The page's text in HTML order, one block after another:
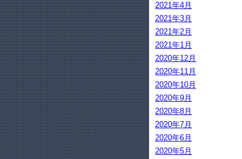
2021年4月
2021年3月
2021年2月
2021年1月
2020年12月
2020年11月
2020年10月
2020年9月
2020年8月
2020年7月
2020年6月
2020年5月